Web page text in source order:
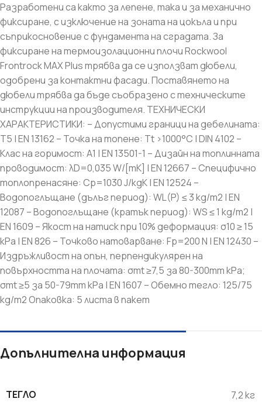
Разработени са както за лепене, така и за механично
фиксиране, с изключение на зоната на цокъла и при
съприкосновение с фундамента на сградата. За
фиксиране на термоизолационни плочи Rockwool
Frontrock MAX Plus трябва да се използват дюбели,
одобрени за контактни фасади. Поставянето на
дюбели трябва да бъде съобразено с техническите
инструкции на производителя. ТЕХНИЧЕСКИ
ХАРАКТЕРИСТИКИ: – Допустими граници на дебелината:
T5 | EN 13162 – Точка на топене: Tt >1000°C | DIN 4102 –
Клас на горимост: A1 | EN 13501-1 – Дизайн на топлинната
проводимост: λD=0,035 W/[mK] | EN 12667 – Специфично
топлопренасяне: Cp=1030 J/kgK | EN 12524 –
Водопоглъщане (дълъг период): WL(P) ≤ 3 kg/m2 | EN
12087 – Водопоглъщане (кратък период): WS ≤ 1 kg/m2 |
EN 1609 – Якост на натиск при 10% деформация: σ10 ≥ 15
kPa | EN 826 – Точково натоварване: Fp=200 N | EN 12430 –
Издръжливост на опън, перпендикулярен на
повърхността на плочата: σmt ≥7,5 за 80-300mm kPa;
σmt ≥5 за 50-79mm kPa | EN 1607 – Обемно тегло: 125/75
kg/m2 Опаковка: 5 листа в пакет
Допълнителна информация
ТЕГЛО 7,2 кг